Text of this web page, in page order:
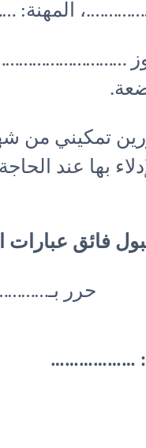
تمكيني من
بها عند
فائق عبارات
حرر
………………